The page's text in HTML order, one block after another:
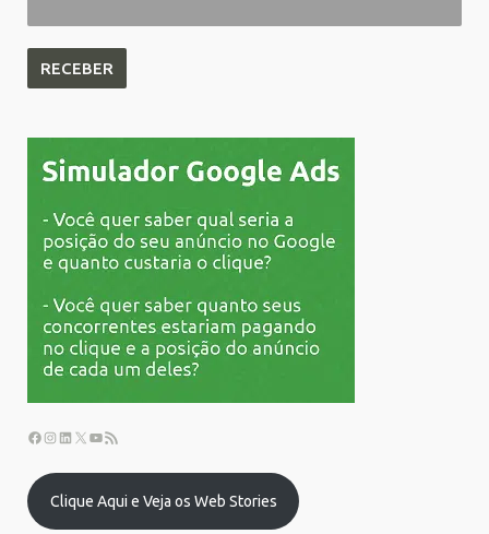
Clique Aqui e Veja os Web Stories